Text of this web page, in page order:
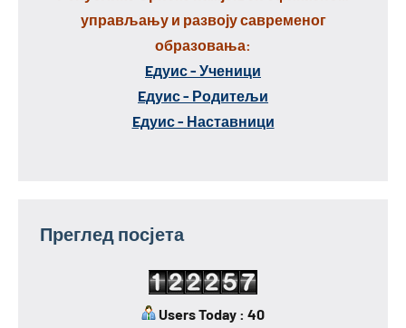
управљању и развоју савременог
образовања:
Eдуис - Ученици
Eдуис - Родитељи
Eдуис - Наставници
Преглед посјета
Users Today : 40